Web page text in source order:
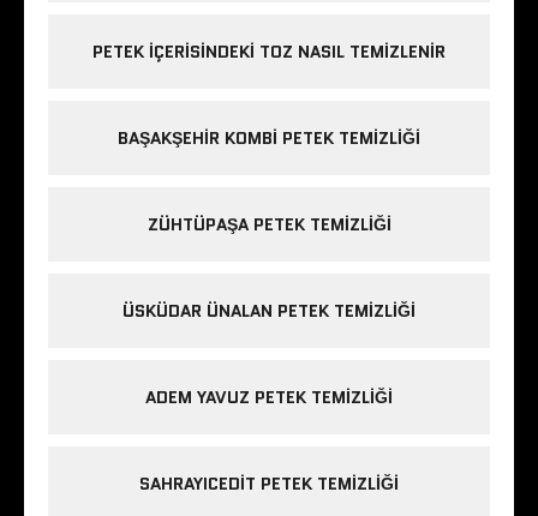
PETEK IÇERISINDEKI TOZ NASIL TEMIZLENIR
BAŞAKŞEHIR KOMBI PETEK TEMIZLIĞI
ZÜHTÜPAŞA PETEK TEMIZLIĞI
ÜSKÜDAR ÜNALAN PETEK TEMIZLIĞI
ADEM YAVUZ PETEK TEMIZLIĞI
SAHRAYICEDIT PETEK TEMIZLIĞI